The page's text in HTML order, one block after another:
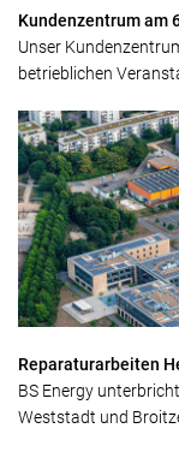
Kundenzentrum am
Unser
betrieblichen
Reparaturarbeiten
BS Energy
Weststadt und